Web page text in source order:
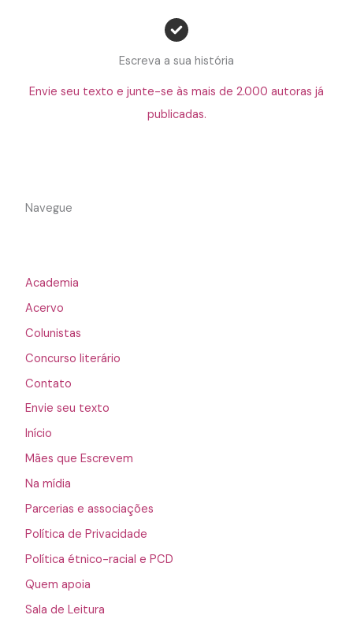
Escreva a sua história
Envie seu texto e junte-se às mais de 2.000 autoras já
publicadas.
Navegue
Academia
Acervo
Colunistas
Concurso literário
Contato
Envie seu texto
Início
Mães que Escrevem
Na mídia
Parcerias e associações
Política de Privacidade
Política étnico-racial e PCD
Quem apoia
Sala de Leitura